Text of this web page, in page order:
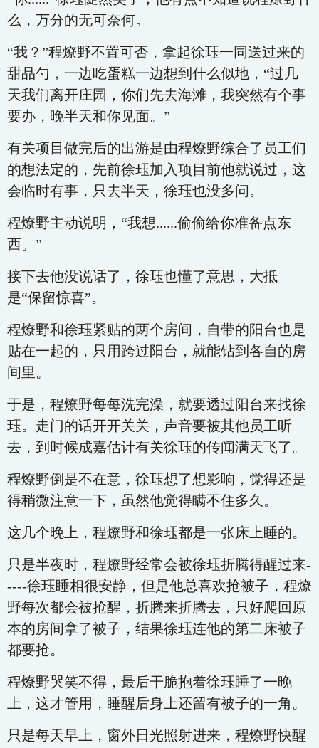
么，万分的无可奈何。
“我？”程燎野不置可否，拿起徐珏一同送过来的
甜品勺，一边吃蛋糕一边想到什么似地，“过几
天我们离开庄园，你们先去海滩，我突然有个事
要办，晚半天和你见面。”
有关项目做完后的出游是由程燎野综合了员工们
的想法定的，先前徐珏加入项目前他就说过，这
会临时有事，只去半天，徐珏也没多问。
程燎野主动说明，“我想......偷偷给你准备点东
西。”
接下去他没说话了，徐珏也懂了意思，大抵
是“保留惊喜”。
程燎野和徐珏紧贴的两个房间，自带的阳台也是
贴在一起的，只用跨过阳台，就能钻到各自的房
间里。
于是，程燎野每每洗完澡，就要透过阳台来找徐
珏。走门的话开开关关，声音要被其他员工听
去，到时候成嘉估计有关徐珏的传闻满天飞了。
程燎野倒是不在意，徐珏想了想影响，觉得还是
得稍微注意一下，虽然他觉得瞒不住多久。
这几个晚上，程燎野和徐珏都是一张床上睡的。
只是半夜时，程燎野经常会被徐珏折腾得醒过来-
----徐珏睡相很安静，但是他总喜欢抢被子，程燎
野每次都会被抢醒，折腾来折腾去，只好爬回原
本的房间拿了被子，结果徐珏连他的第二床被子
都要抢。
程燎野哭笑不得，最后干脆抱着徐珏睡了一晚
上，这才管用，睡醒后身上还留有被子的一角。
只是每天早上，窗外日光照射进来，程燎野快醒